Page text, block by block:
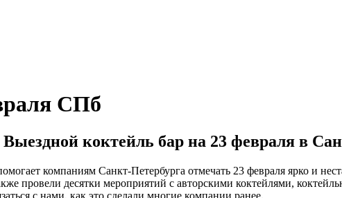
СПб
Выездной коктейль бар на 23 февраля в
компаниям Санкт-Петербурга отмечать 23 февраля ярко и
провели десятки мероприятий с авторскими коктейлями,
с нами, как это сделали многие компании ранее.